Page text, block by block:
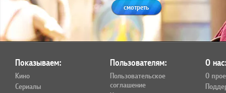
смотреть
Показываем:
Кино
Сериалы
Пользователям:
Пользовательское
соглашение
О
О